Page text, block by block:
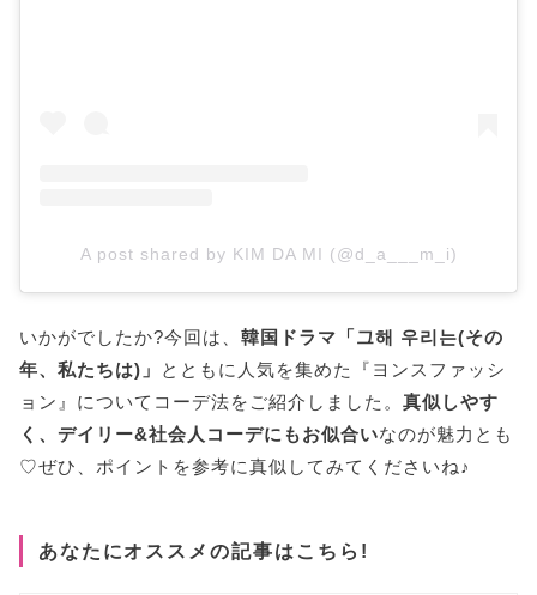
A post shared by KIM DA MI (@d_a___m_i)
いかがでしたか?今回は、 韓国ドラマ「그해 우리는(その
年、私たちは)」
とともに人気を集めた『ヨンスファッシ
ョン』についてコーデ法をご紹介しました。 真似しやす
く、デイリー&社会人コーデにもお似合いなのが魅力とも
♡ぜひ、ポイントを参考に真似してみてくださいね♪
あなたにオススメの記事はこちら!